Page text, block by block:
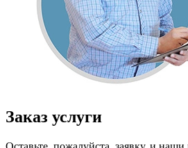
Заказ услуги